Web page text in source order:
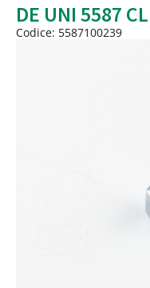
Peso
Quantità
DE UNI 5587
Codice: 5587100239